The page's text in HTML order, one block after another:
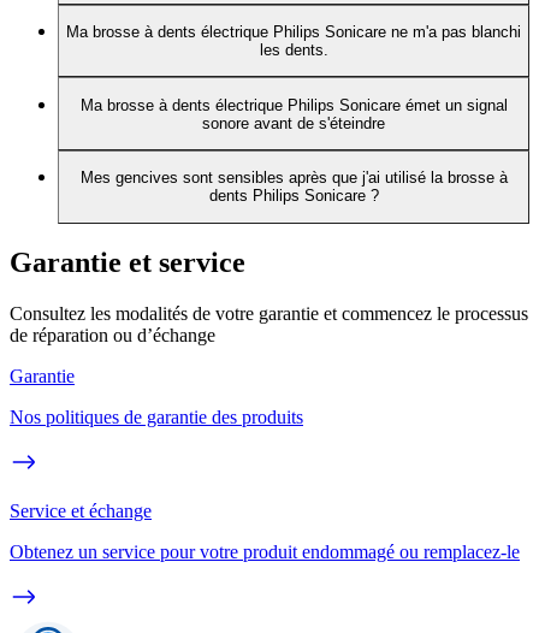
Ma brosse à dents électrique Philips Sonicare ne m'a pas blanchi
les dents.
Ma brosse à dents électrique Philips Sonicare émet un signal
sonore avant de s'éteindre
Mes gencives sont sensibles après que j'ai utilisé la brosse à
dents Philips Sonicare ?
Garantie et service
Consultez les modalités de votre garantie et commencez le processus
de réparation ou d’échange
Garantie
Nos politiques de garantie des produits
Service et échange
Obtenez un service pour votre produit endommagé ou remplacez-le